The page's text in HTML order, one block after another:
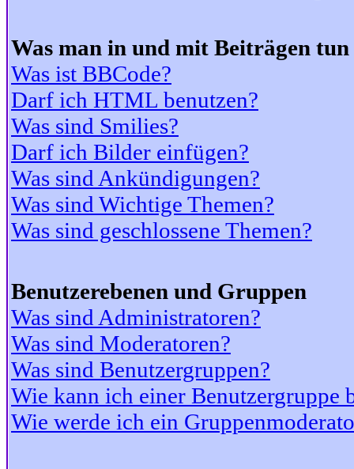
Was man in und mit Beiträgen
Was ist BBCode?
Darf ich HTML benutzen?
Was sind Smilies?
Darf ich Bilder einfügen?
Was sind Ankündigungen?
Was sind Wichtige Themen?
Was sind geschlossene Themen?
Benutzerebenen und Gruppen
Was sind Administratoren?
Was sind Moderatoren?
Was sind Benutzergruppen?
Wie kann ich einer Benutzergruppe
Wie werde ich ein